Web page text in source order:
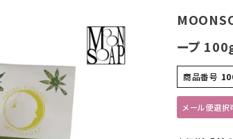
ープ
商品番号
メール便選択